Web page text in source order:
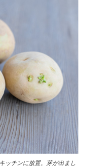
ッチンに放置。芽が出まし